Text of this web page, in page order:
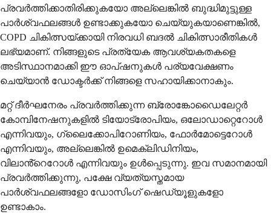
പ്രവർത്തിക്കാതിരിക്കുകയോ അല്ലെങ്കിൽ ബുദ്ധിമുട്ടുള്ള
പാർശ്വഫലങ്ങൾ ഉണ്ടാക്കുകയോ ചെയ്യുകയാണെങ്കിൽ,
COPD ചികിത്സയ്ക്കായി നിരവധി ബദൽ ചികിത്സാരീതികൾ
ലഭ്യമാണ്. നിങ്ങളുടെ പ്രത്യേക ആവശ്യകതകളെ
അടിസ്ഥാനമാക്കി ഈ ഓപ്ഷനുകൾ പര്യവേക്ഷണം
ചെയ്യാൻ ഡോക്ടർക്ക് നിങ്ങളെ സഹായിക്കാനാകും.
മറ്റ് ദീർഘനേരം പ്രവർത്തിക്കുന്ന ബ്രോങ്കോഡൈലേറ്റർ
കോമ്പിനേഷനുകളിൽ ടിയോട്രോപിയം, ഒലോഡാറ്റെറോൾ
എന്നിവയും, ഗ്ലൈക്കോപിറോണിയം, ഫോർമോട്ടെറോൾ
എന്നിവയും, അല്ലെങ്കിൽ ഉമെക്ലിഡിനിയം,
വിലാൻ്റെറോൾ എന്നിവയും ഉൾപ്പെടുന്നു. ഇവ സമാനമായി
പ്രവർത്തിക്കുന്നു, പക്ഷേ വ്യത്യസ്തമായ
പാർശ്വഫലങ്ങളോ ഡോസിംഗ് ഷെഡ്യൂളുകളോ
ഉണ്ടാകാം.